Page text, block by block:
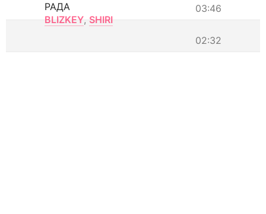
03:46
РАДА
BLIZKEY, SHIRI
02:32